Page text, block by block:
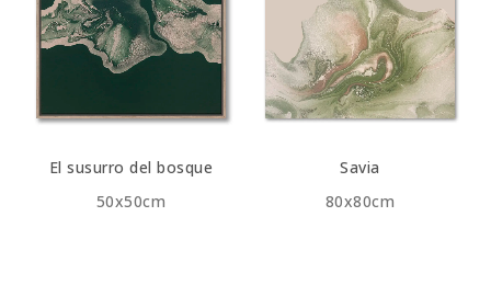
50x50cm
El susurro del bosque
80x80cm
Savia